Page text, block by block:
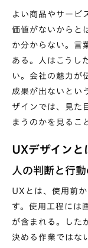
よい商品やサービ
価値がないからと
か分からない。言
ある。人はこうし
い。会社の魅力が
成果が出ないとい
ザインでは、見た
まうのかを見るこ
UXデザインと
人の判断と行
UXとは、使用前
す。使用工程には
が含まれる。した
決める作業ではな